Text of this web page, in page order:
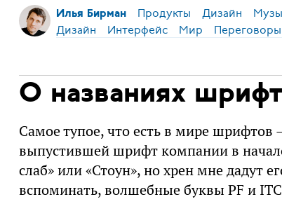
Илья Бирман Продукты Дизайн
Дизайн Интерфейс Мир Переговоры
О названиях
Самое тупое, что есть в мире шрифтов
выпустившей шрифт компании в
слаб» или «Стоун», но хрен мне дадут
вспоминать, волшебные буквы PF и